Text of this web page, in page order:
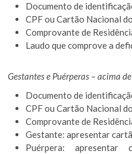
Documento de
CPF ou Cartão Nacional
Comprovante de
Laudo que comprove a
Gestantes e Puérperas – acima
Documento de
CPF ou Cartão Nacional
Comprovante de
Gestante: apresentar
Puérpera: apresentar